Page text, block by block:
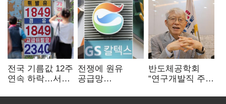
전국 기름값 12주
연속 하락…서울
전쟁에 원유
공급망
정유, 에너지안보
반도체공학회
“연구개발직 주
개선해야”